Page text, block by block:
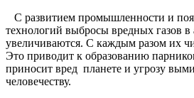
С развитием промышленности и
технологий выбросы вредных газов в
увеличиваются. С каждым разом их
Это приводит к образованию
приносит вред планете и угрозу
человечеству.